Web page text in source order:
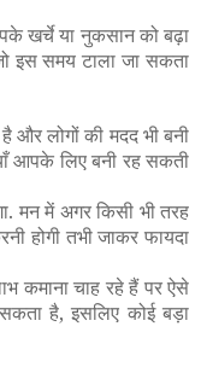
खर्चे या नुकसान को बढ़ा
इस समय टाला जा सकता
और लोगों की मदद भी बनी
आपके लिए बनी रह सकती
मन में अगर किसी भी तरह
होगी तभी जाकर फायदा
कमाना चाह रहे हैं पर ऐसे
है, इसलिए कोई बड़ा